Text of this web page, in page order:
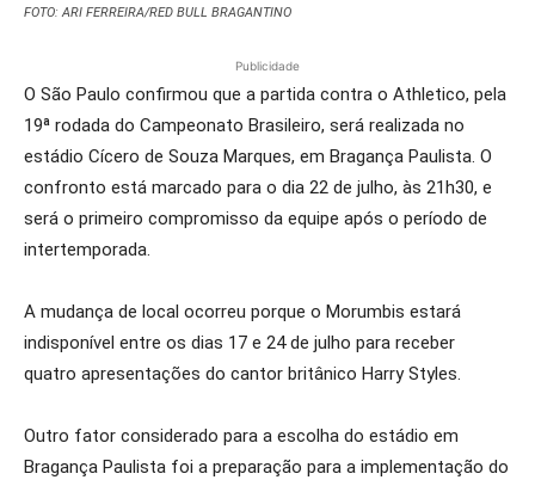
FOTO: ARI FERREIRA/RED BULL BRAGANTINO
Publicidade
O São Paulo confirmou que a partida contra o Athletico, pela
19ª rodada do Campeonato Brasileiro, será realizada no
estádio Cícero de Souza Marques, em Bragança Paulista. O
confronto está marcado para o dia 22 de julho, às 21h30, e
será o primeiro compromisso da equipe após o período de
intertemporada.
A mudança de local ocorreu porque o Morumbis estará
indisponível entre os dias 17 e 24 de julho para receber
quatro apresentações do cantor britânico Harry Styles.
Outro fator considerado para a escolha do estádio em
Bragança Paulista foi a preparação para a implementação do